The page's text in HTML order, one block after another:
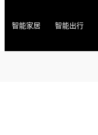
智能家居 智能出行